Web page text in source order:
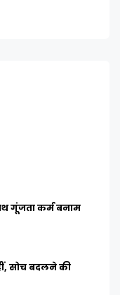
गूंजता कर्म बनाम
सोच बदलने की